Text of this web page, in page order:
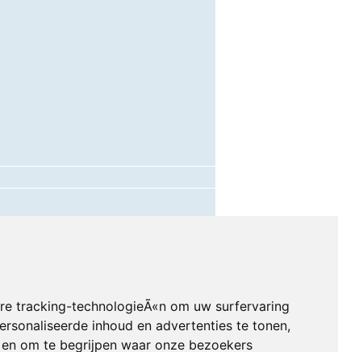
tracking-technologieÃ«n om uw surfervaring
inhoud en advertenties te tonen,
om te begrijpen waar onze bezoekers